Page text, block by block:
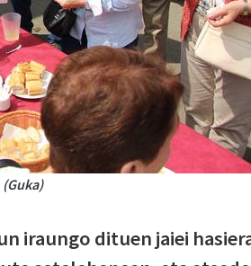
iraungo dituen jaiei